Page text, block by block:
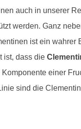
auch in unserer
werden. Ganz
ist ein wahrer
ist, dass die
einer
sind die